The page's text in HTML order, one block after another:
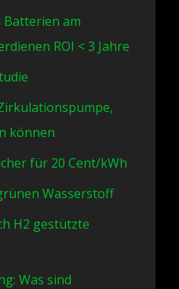
Batterien am
ROI < 3 Jahre
können
für 20 Cent/kWh
Wasserstoff
H2 gestützte
Was sind